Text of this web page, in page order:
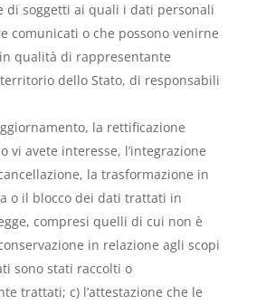
di soggetti ai quali i dati personali
comunicati o che possono venirne
qualità di rappresentante
dello Stato, di responsabili
la rettificazione
vi avete interesse, l’integrazione
la trasformazione in
o il blocco dei dati trattati in
compresi quelli di cui non è
in relazione agli scopi
sono stati raccolti o
trattati; c) l’attestazione che le